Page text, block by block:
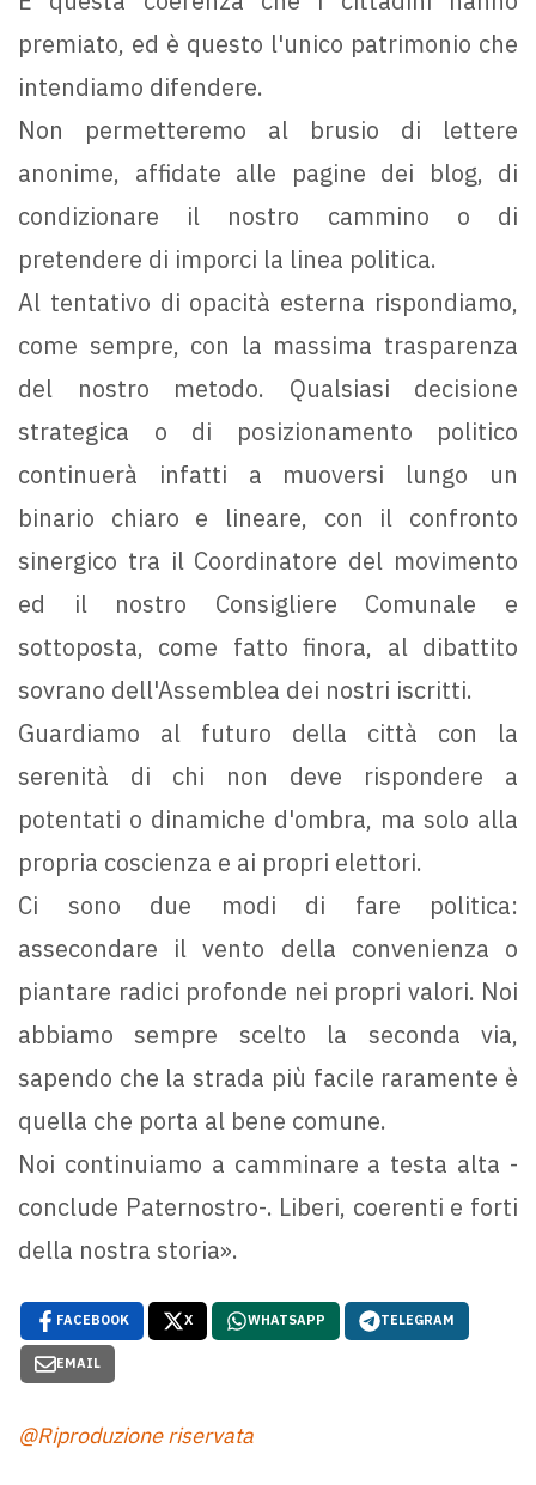
premiato, ed è questo l'unico patrimonio che
intendiamo difendere.
Non permetteremo al brusio di lettere
anonime, affidate alle pagine dei blog, di
condizionare il nostro cammino o di
pretendere di imporci la linea politica.
Al tentativo di opacità esterna rispondiamo,
come sempre, con la massima trasparenza
del nostro metodo. Qualsiasi decisione
strategica o di posizionamento politico
continuerà infatti a muoversi lungo un
binario chiaro e lineare, con il confronto
sinergico tra il Coordinatore del movimento
ed il nostro Consigliere Comunale e
sottoposta, come fatto finora, al dibattito
sovrano dell'Assemblea dei nostri iscritti.
Guardiamo al futuro della città con la
serenità di chi non deve rispondere a
potentati o dinamiche d'ombra, ma solo alla
propria coscienza e ai propri elettori.
Ci sono due modi di fare politica:
assecondare il vento della convenienza o
piantare radici profonde nei propri valori. Noi
abbiamo sempre scelto la seconda via,
sapendo che la strada più facile raramente è
quella che porta al bene comune.
Noi continuiamo a camminare a testa alta -
conclude Paternostro-. Liberi, coerenti e forti
della nostra storia».
FACEBOOK X WHATSAPP TELEGRAM
EMAIL
@Riproduzione riservata